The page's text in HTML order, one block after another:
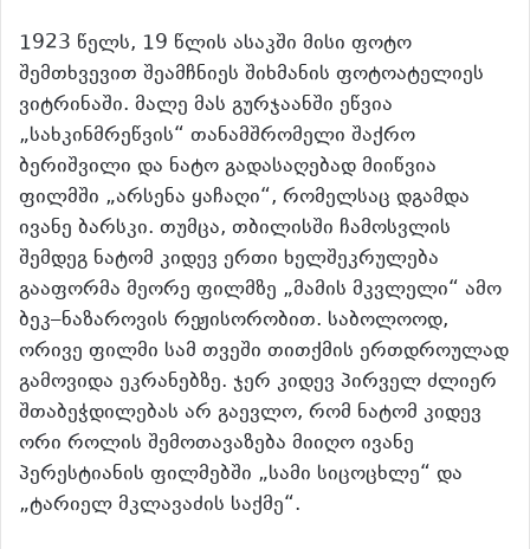
1923 წელს, 19 წლის ასაკში მისი ფოტო
შემთხვევით შეამჩნიეს შიხმანის ფოტოატელიეს
ვიტრინაში. მალე მას გურჯაანში ეწვია
„სახკინმრეწვის“ თანამშრომელი შაქრო
ბერიშვილი და ნატო გადასაღებად მიიწვია
ფილმში „არსენა ყაჩაღი“, რომელსაც დგამდა
ივანე ბარსკი. თუმცა, თბილისში ჩამოსვლის
შემდეგ ნატომ კიდევ ერთი ხელშეკრულება
გააფორმა მეორე ფილმზე „მამის მკვლელი“ ამო
ბეკ–ნაზაროვის რეჟისორობით. საბოლოოდ,
ორივე ფილმი სამ თვეში თითქმის ერთდროულად
გამოვიდა ეკრანებზე. ჯერ კიდევ პირველ ძლიერ
შთაბეჭდილებას არ გაევლო, რომ ნატომ კიდევ
ორი როლის შემოთავაზება მიიღო ივანე
პერესტიანის ფილმებში „სამი სიცოცხლე“ და
„ტარიელ მკლავაძის საქმე“.